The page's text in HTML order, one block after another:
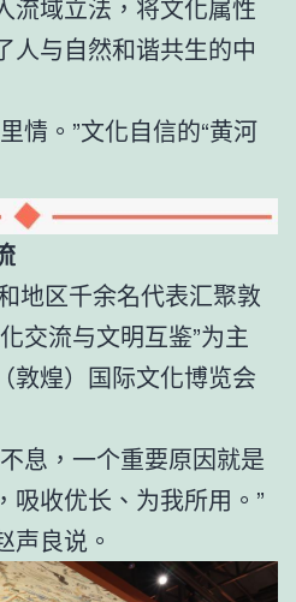
流域立法，将文化属性
人与自然和谐共生的中
情。”文化自信的“黄河
地区千余名代表汇聚敦
交流与文明互鉴”为主
敦煌）国际文化博览会
息，一个重要原因就是
吸收优长、为我所用。”
声良说。